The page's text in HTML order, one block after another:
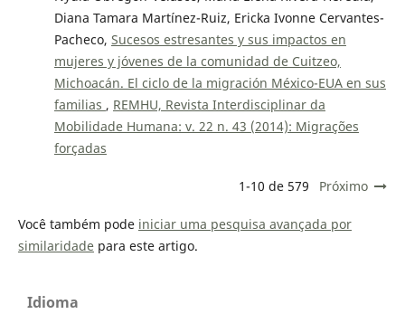
Diana Tamara Martínez-Ruiz, Ericka Ivonne Cervantes-
Pacheco, Sucesos estresantes y sus impactos en
mujeres y jóvenes de la comunidad de Cuitzeo,
Michoacán. El ciclo de la migración México-EUA en sus
familias , REMHU, Revista Interdisciplinar da
Mobilidade Humana: v. 22 n. 43 (2014): Migrações
forçadas
1-10 de 579 Próximo
Você também pode iniciar uma pesquisa avançada por
similaridadepara este artigo.
Idioma